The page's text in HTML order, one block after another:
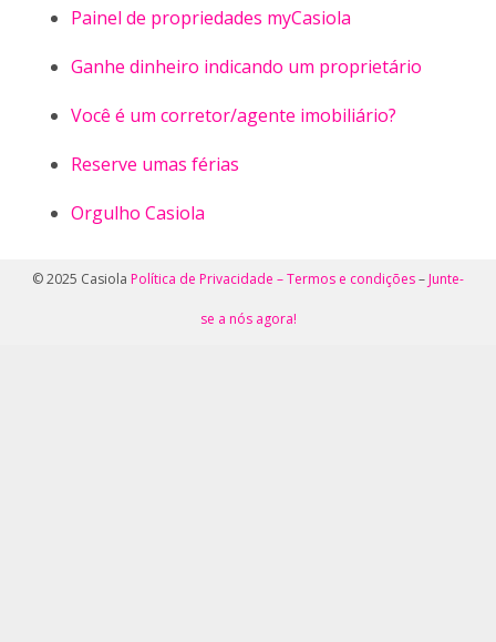
Painel de propriedades myCasiola
Ganhe dinheiro indicando um proprietário
Você é um corretor/agente imobiliário?
Reserve umas férias
Orgulho Casiola
© 2025 Casiola Política de Privacidade –Termos e condições– Junte-
se a nós agora!